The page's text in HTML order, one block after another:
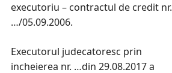
executoriu – contractul de credit nr.
…/05.09.2006.
Executorul judecatoresc prin
incheierea nr. …din 29.08.2017 a